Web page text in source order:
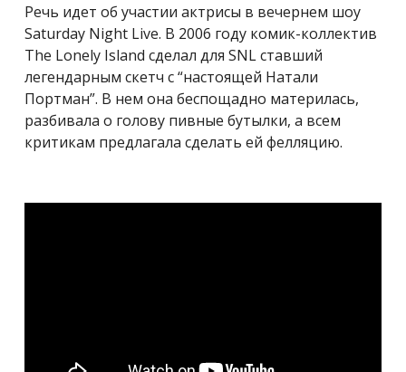
Речь идет об участии актрисы в вечернем шоу
Saturday Night Live. В 2006 году комик-коллектив
The Lonely Island сделал для SNL ставший
легендарным скетч с “настоящей Натали
Портман”. В нем она беспощадно материлась,
разбивала о голову пивные бутылки, а всем
критикам предлагала сделать ей фелляцию.